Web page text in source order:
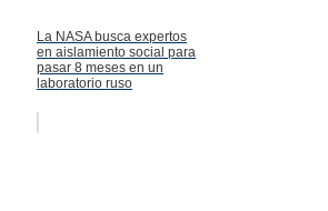
La NASA busca expertos
en aislamiento social para
pasar 8 meses en un
laboratorio ruso